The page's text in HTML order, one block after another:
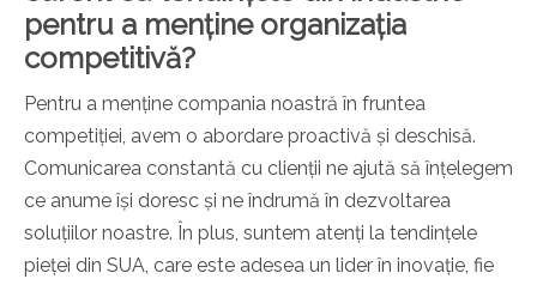
pentru a menține organizația
competitivă?
Pentru a menține compania noastră în fruntea
competiției, avem o abordare proactivă și deschisă.
Comunicarea constantă cu clienții ne ajută să înțelegem
ce anume își doresc și ne îndrumă în dezvoltarea
soluțiilor noastre. În plus, suntem atenți la tendințele
pieței din SUA, care este adesea un lider în inovație, fie